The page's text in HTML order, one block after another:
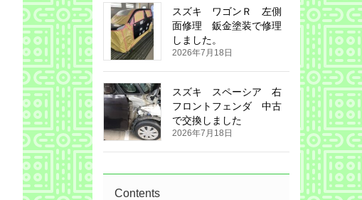
スズキ ワゴンＲ 左側
面修理 鈑金塗装で修理
しました。
2026年7月18日
スズキ スペーシア 右
フロントフェンダ 中古
で交換しました
2026年7月18日
Contents